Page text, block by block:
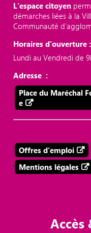
L’espace citoyen
démarches liées à la
Communauté
Horaires d'ouverture :
Lundi au Vendredi de
Adresse :
Place du Maréchal
e
Offres d'emploi
Mentions légales
Accès